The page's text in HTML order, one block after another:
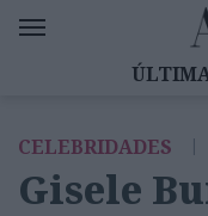
EMOÇÕES
DIZ QUEM
CELEBRIDADES |
Gisele